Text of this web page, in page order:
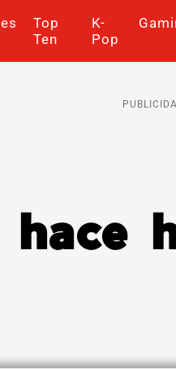
Top
Ten
K-
Pop